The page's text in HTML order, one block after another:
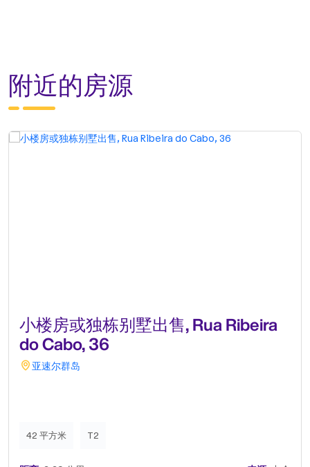
附近的房源
小楼房或独栋别墅出售, Rua Ribeira
do Cabo, 36
亚速尔群岛
42 平方米 T2